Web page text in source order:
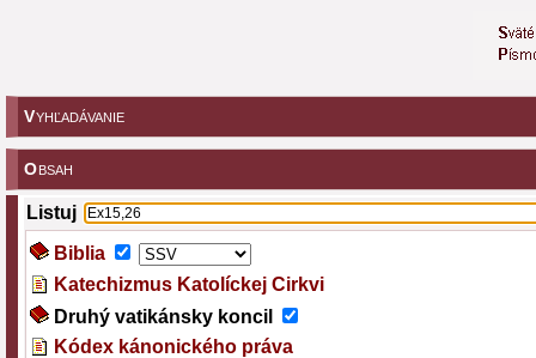
VYHĽADÁVANIE
OBSAH
Listuj